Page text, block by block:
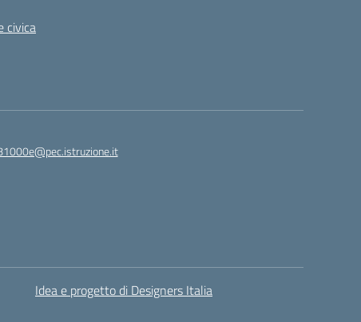
civica
Idea e progetto di Designers Italia